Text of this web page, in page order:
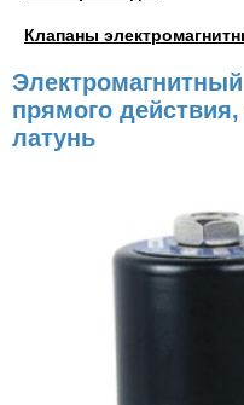
Клапаны
прямого
латунь